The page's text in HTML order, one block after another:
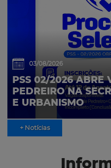
03/08/2026
PSS 02/2026 ABRE
PEDREIRO NA
E URBANISMO
+ Notícias